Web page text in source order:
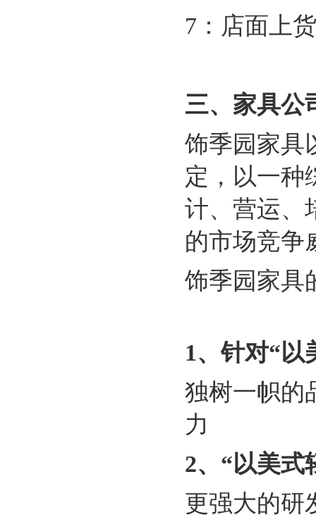
7 ：店面上
三、家具公
饰季园家具
定，以一种
计、营运、
的市场竞争
饰季园家具
1、针对“以
独树一帜的
力
2、“以美式
更强大的研